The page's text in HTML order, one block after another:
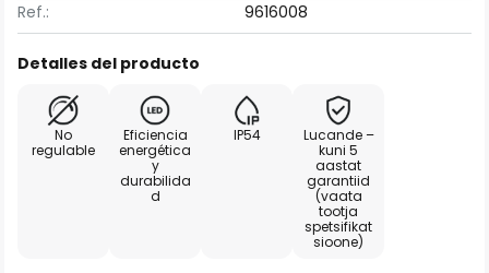
Ref.:
9616008
Detalles del producto
No
regulable
Eficiencia
energética
y
durabilida
d
IP54
Lucande –
kuni 5
aastat
garantiid
(vaata
tootja
spetsifikat
sioone)